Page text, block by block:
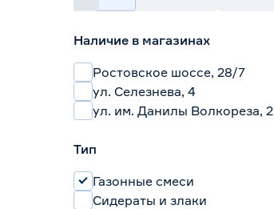
Наличие в магазинах
Ростовское шоссе, 28/7
ул. Селезнева, 4
ул. им. Данилы Волкореза, 2
Тип
Газонные смеси
Сидераты и злаки